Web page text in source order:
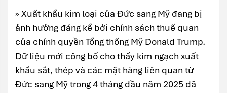
» Xuất khẩu kim loại của Đức sang Mỹ đang bị
ảnh hưởng đáng kể bởi chính sách thuế quan
của chính quyền Tổng thống Mỹ Donald Trump.
Dữ liệu mới công bố cho thấy kim ngạch xuất
khẩu sắt, thép và các mặt hàng liên quan từ
Đức sang Mỹ trong 4 tháng đầu năm 2025 đã